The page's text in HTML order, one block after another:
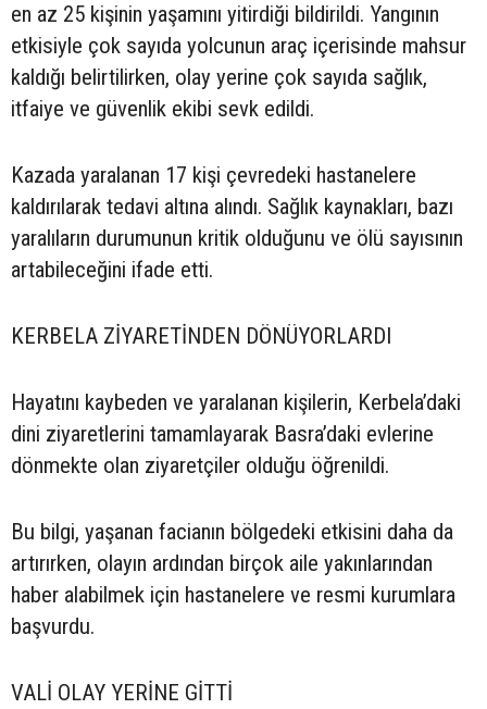
en az 25 kişinin yaşamını yitirdiği bildirildi. Yangının
etkisiyle çok sayıda yolcunun araç içerisinde mahsur
kaldığı belirtilirken, olay yerine çok sayıda sağlık,
itfaiye ve güvenlik ekibi sevk edildi.
Kazada yaralanan 17 kişi çevredeki hastanelere
kaldırılarak tedavi altına alındı. Sağlık kaynakları, bazı
yaralıların durumunun kritik olduğunu ve ölü sayısının
artabileceğini ifade etti.
KERBELA ZİYARETİNDEN DÖNÜYORLARDI
Hayatını kaybeden ve yaralanan kişilerin, Kerbela’daki
dini ziyaretlerini tamamlayarak Basra’daki evlerine
dönmekte olan ziyaretçiler olduğu öğrenildi.
Bu bilgi, yaşanan facianın bölgedeki etkisini daha da
artırırken, olayın ardından birçok aile yakınlarından
haber alabilmek için hastanelere ve resmi kurumlara
başvurdu.
VALİ OLAY YERİNE GİTTİ